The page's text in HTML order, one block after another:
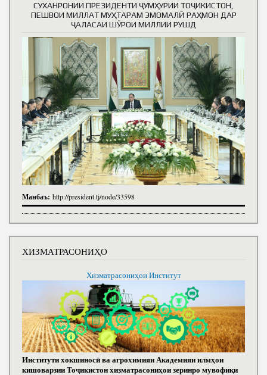
СУХАНРОНИИ ПРЕЗИДЕНТИ ҶУМҲУРИИ ТОҶИКИСТОН,
ПЕШВОИ МИЛЛАТ МУҲТАРАМ ЭМОМАЛӢ РАҲМОН ДАР
ҶАЛАСАИ ШӮРОИ МИЛЛИИ РУШД
Манбаъ: http://president.tj/node/33598
ХИЗМАТРАСОНИҲО
Хизматрасониҳои Институт
Институти хокшиносӣ ва агрохимияи Академияи илмҳои
кишоварзии Тоҷикистон хизматрасониҳои зеринро мувофиқи